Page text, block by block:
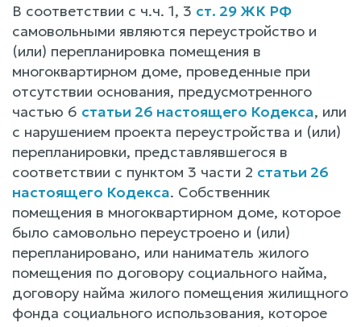
В соответствии с ч.ч. 1, 3 ст. 29 ЖК РФ
самовольными являются переустройство и
(или) перепланировка помещения в
многоквартирном доме, проведенные при
отсутствии основания, предусмотренного
частью 6 статьи 26 настоящего Кодекса, или
с нарушением проекта переустройства и (или)
перепланировки, представлявшегося в
соответствии с пунктом 3 части 2 статьи 26
настоящего Кодекса. Собственник
помещения в многоквартирном доме, которое
было самовольно переустроено и (или)
перепланировано, или наниматель жилого
помещения по договору социального найма,
договору найма жилого помещения жилищного
фонда социального использования, которое